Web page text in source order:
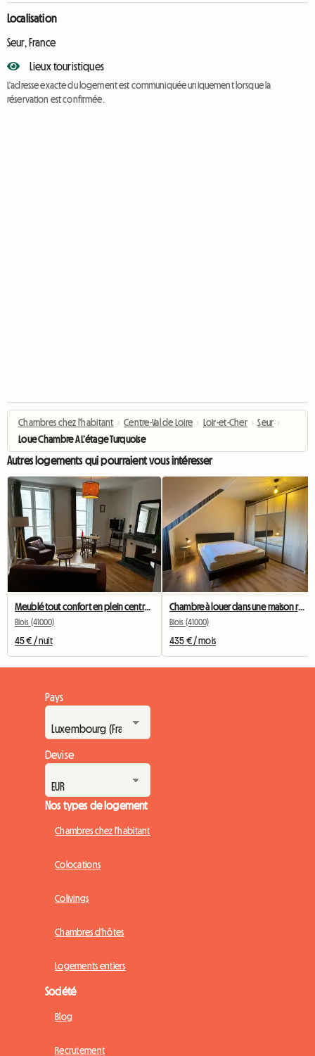
Localisation
Seur, France
Lieux touristiques
L'adresse exacte du logement est communiquée uniquement lorsque la
réservation est confirmée.
Chambres chez l'habitant › Centre-Val de Loire › Loir-et-Cher › Seur ›
Loue Chambre A L’étage Turquoise
Autres logements qui pourraient vous intéresser
Meublé tout confort en plein centre-ville de Blois 41 m2
Blois (41000)
45 € / nuit
Chambre à louer dans une maison rénovée _ champagne
Blois (41000)
435 € / mois
Pays
Devise
Nos types de logement
Chambres chez l'habitant
Colocations
Colivings
Chambres d'hôtes
Logements entiers
Société
Blog
Recrutement